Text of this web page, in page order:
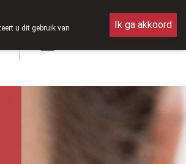
u dit gebruik van
Ik ga akkoord